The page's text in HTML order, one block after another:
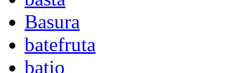
Basura
batefruta
batio